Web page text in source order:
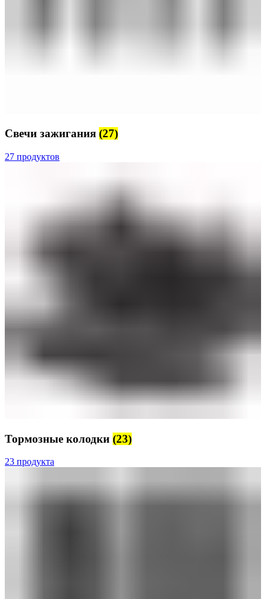
Свечи зажигания (27)
27 продуктов
Тормозные колодки (23)
23 продукта